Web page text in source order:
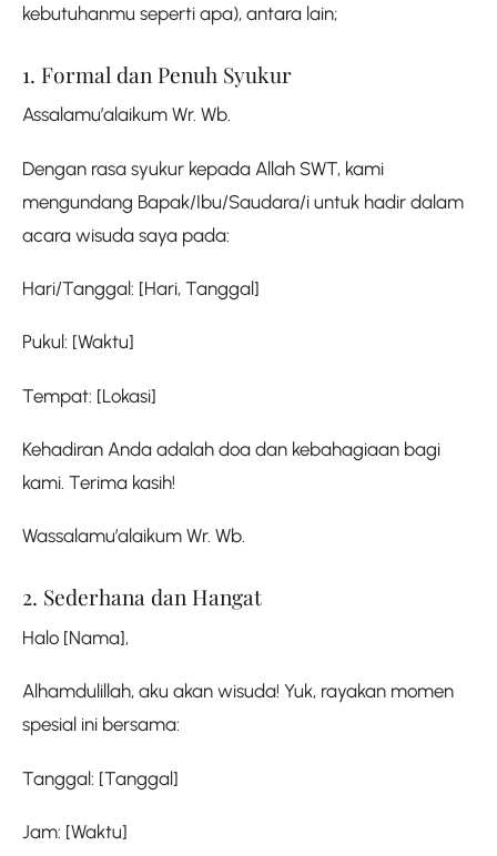
kebutuhanmu seperti apa), antara lain;
1. Formal dan Penuh Syukur
Assalamu’alaikum Wr. Wb.
Dengan rasa syukur kepada Allah SWT, kami
mengundang Bapak/Ibu/Saudara/i untuk hadir dalam
acara wisuda saya pada:
Hari/Tanggal: [Hari, Tanggal]
Pukul: [Waktu]
Tempat: [Lokasi]
Kehadiran Anda adalah doa dan kebahagiaan bagi
kami. Terima kasih!
Wassalamu’alaikum Wr. Wb.
2. Sederhana dan Hangat
Halo [Nama],
Alhamdulillah, aku akan wisuda! Yuk, rayakan momen
spesial ini bersama:
Tanggal: [Tanggal]
Jam: [Waktu]